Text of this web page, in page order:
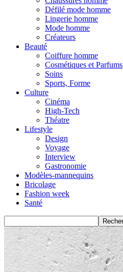
Défilé mode homme
Lingerie homme
Mode homme
Créateurs
Beauté
Coiffure homme
Cosmétiques et Parfums
Soins
Sports, Forme
Culture
Cinéma
High-Tech
Théatre
Lifestyle
Design
Voyage
Interview
Gastronomie
Modèles-mannequins
Bricolage
Fashion week
Santé